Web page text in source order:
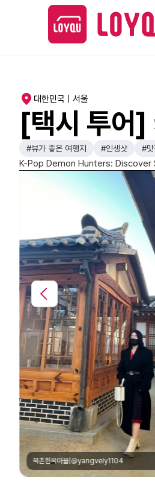
대한민국 | 서울
[택시 투어
#뷰가 좋은 여행지 #인생샷 #맛
K-Pop Demon Hunters: Discover
낙산공원|crowdpic